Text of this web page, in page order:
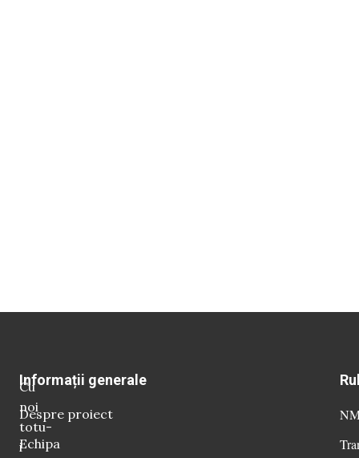
Cu
noi
totu-
i
Informații generale
Despre proiect
Echipa